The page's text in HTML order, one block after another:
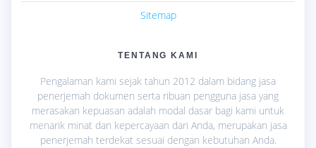
Sitemap
TENTANG KAMI
Pengalaman kami sejak tahun 2012 dalam bidang jasa
penerjemah dokumen serta ribuan pengguna jasa yang
merasakan kepuasan adalah modal dasar bagi kami untuk
menarik minat dan kepercayaan dari Anda, merupakan jasa
penerjemah terdekat sesuai dengan kebutuhan Anda.